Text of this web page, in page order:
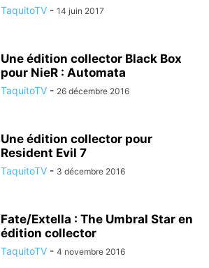
TaquitoTV - 14 juin 2017
Une édition collector Black Box
pour NieR : Automata
TaquitoTV - 26 décembre 2016
Une édition collector pour
Resident Evil 7
TaquitoTV - 3 décembre 2016
Fate/Extella : The Umbral Star en
édition collector
TaquitoTV - 4 novembre 2016